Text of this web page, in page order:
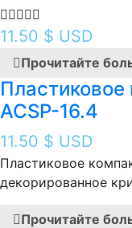
11.50 $ USD
Прочитайте
Пластиковое
ACSP-16.4
11.50 $ USD
Пластиковое
декорированное
Прочитайте